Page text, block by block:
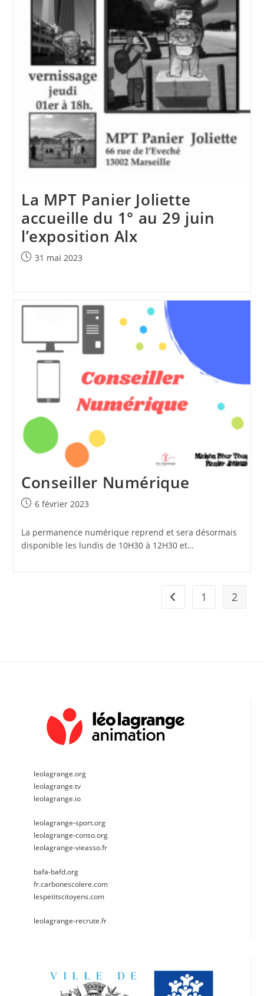
La MPT Panier Joliette
accueille du 1° au 29 juin
l’exposition Alx
Publication
31 mai 2023
Conseiller Numérique
Publication
6 février 2023
La permanence numérique reprend et sera désormais
disponible les lundis de 10H30 à 12H30 et…
Go to the previous
1 2
leolagrange.org
leolagrange.tv
leolagrange.io
leolagrange-sport.org
leolagrange-conso.org
leolagrange-vieasso.fr
bafa-bafd.org
fr.carbonescolere.com
lespetitscitoyens.com
leolagrange-recrute.fr